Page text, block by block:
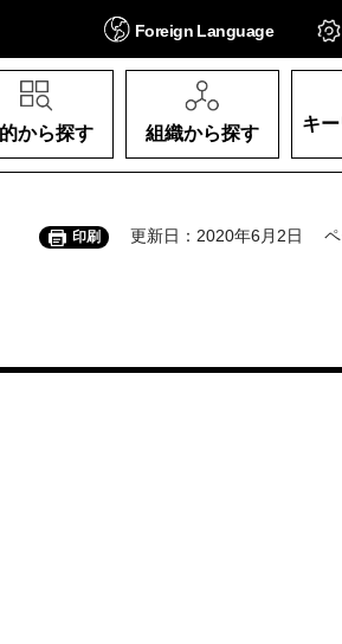
Foreign Language
から探す 組織から探す
キ
印刷 更新日：2020年6月2日